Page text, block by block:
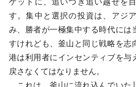
ゲットに、追いつき追い越せを
す。集中と選択の投資は、アジ
み、勝者が一極集中する時代には
すけれども、釜山と同じ戦略を志
港は利用者にインセンティブを与
戻さなくてはなりません。
これは、釜山に流れ込んでいた